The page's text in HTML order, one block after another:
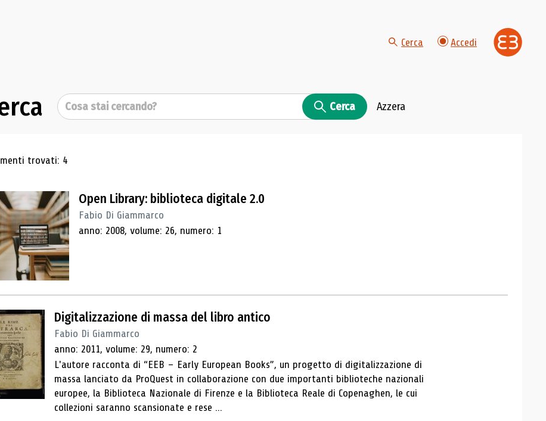
Cerca Accedi
Cerca Cerca Azzera
di ricerca
trovati: 4
Open Library: biblioteca digitale 2.0
Fabio Di Giammarco
anno: 2008, volume: 26, numero: 1
Digitalizzazione di massa del libro antico
Fabio Di Giammarco
anno: 2011, volume: 29, numero: 2
L'autore racconta di “EEB – Early European Books”, un progetto di digitalizzazione di
massa lanciato da ProQuest in collaborazione con due importanti biblioteche nazionali
europee, la Biblioteca Nazionale di Firenze e la Biblioteca Reale di Copenaghen, le cui
collezioni saranno scansionate e rese ...